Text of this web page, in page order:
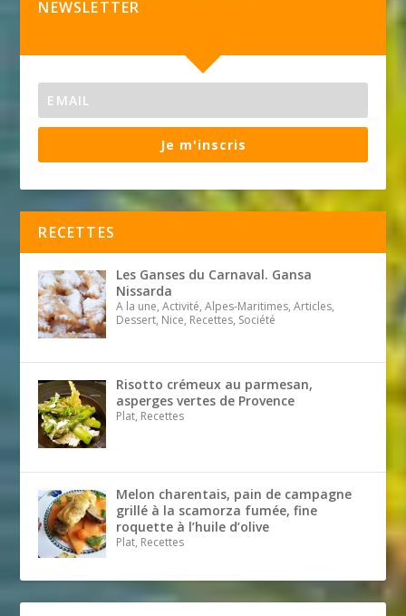
NEWSLETTER
Je m'inscris
RECETTES
Les Ganses du Carnaval. Gansa
Nissarda
A la une, Activité, Alpes-Maritimes, Articles,
Dessert, Nice, Recettes, Société
Risotto crémeux au parmesan,
asperges vertes de Provence
Plat, Recettes
Melon charentais, pain de campagne
grillé à la scamorza fumée, fine
roquette à l’huile d’olive
Plat, Recettes